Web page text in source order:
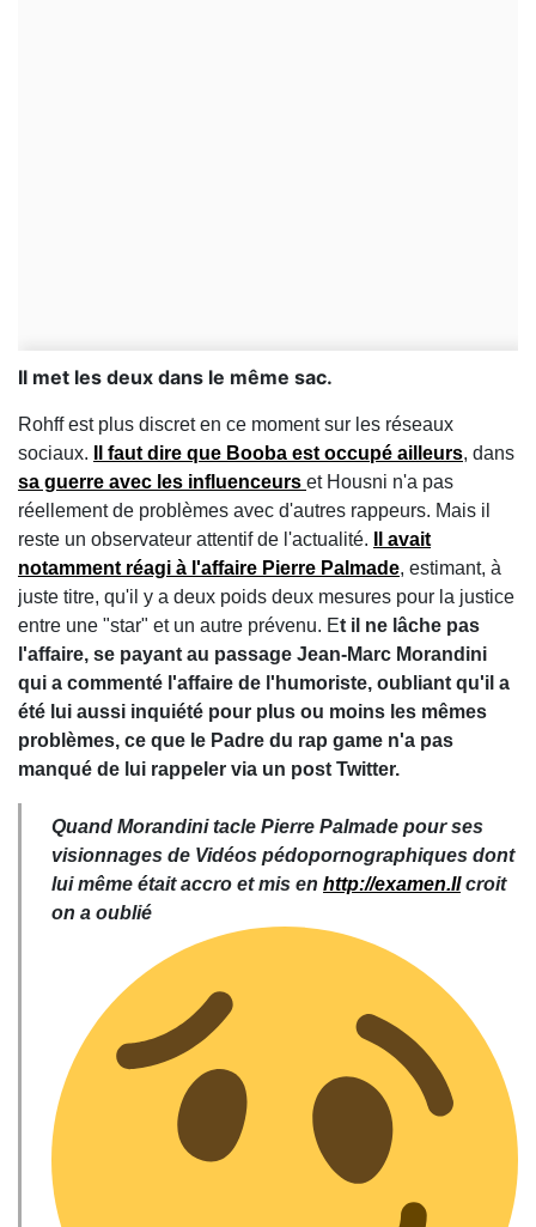
Il met les deux dans le même sac.
Rohff est plus discret en ce moment sur les réseaux
sociaux.
Il faut dire que Booba est occupé ailleurs, dans
sa guerre avec les influenceurs et Housni n'a pas
réellement de problèmes avec d'autres rappeurs. Mais il
reste un observateur attentif de l'actualité.
Il avait
notamment réagi à l'affaire Pierre Palmade, estimant, à
juste titre, qu'il y a deux poids deux mesures pour la justice
entre une "star" et un autre prévenu. Et il ne lâche pas
l'affaire, se payant au passage Jean-Marc Morandini
qui a commenté l'affaire de l'humoriste, oubliant qu'il a
été lui aussi inquiété pour plus ou moins les mêmes
problèmes, ce que le Padre du rap game n'a pas
manqué de lui rappeler via un post Twitter.
Quand Morandini tacle Pierre Palmade pour ses
visionnages de Vidéos pédopornographiques dont
lui même était accro et mis en http://examen.Ilcroit
on a oublié